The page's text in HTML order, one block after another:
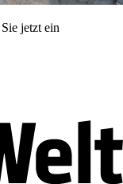
jetzt ein